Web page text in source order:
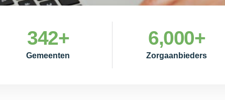
Gemeenten
342+
Zorgaanbieders
6,000+